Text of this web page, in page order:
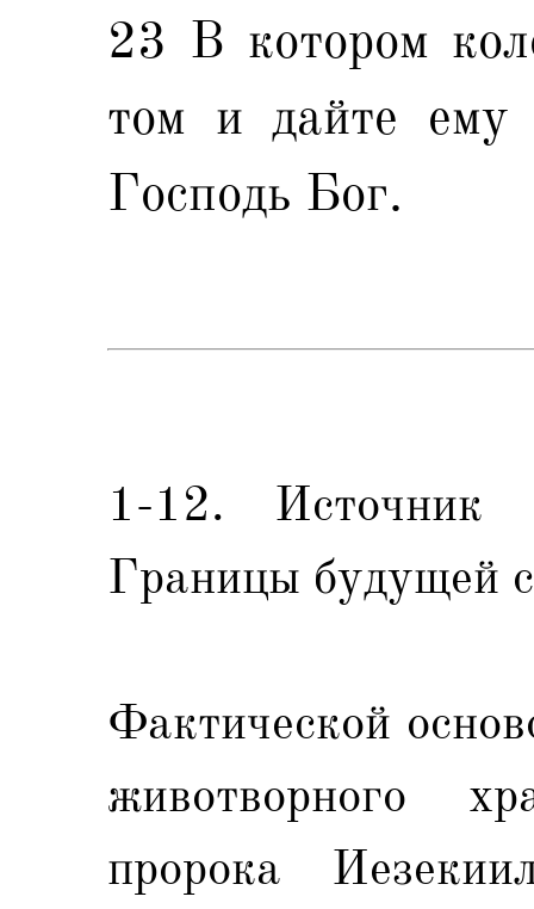
23 В котором
том и дайте ему
Господь Бог.
1-12. Источник
Границы будущей
Фактической
животворного
пророка